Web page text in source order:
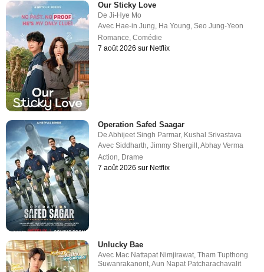
Our Sticky Love
DeJi-Hye Mo
Avec Hae-in Jung, Ha Young,Seo Jung-Yeon
Romance,Comédie
7 août 2026 sur Netflix
Operation Safed Saagar
DeAbhijeet Singh Parmar, Kushal Srivastava
AvecSiddharth,Jimmy Shergill ,Abhay Verma
Action, Drame
7 août 2026 sur Netflix
Unlucky Bae
Avec Mac Nattapat Nimjirawat ,Tham Tupthong
Suwanrakanont ,Aun Napat Patcharachavalit